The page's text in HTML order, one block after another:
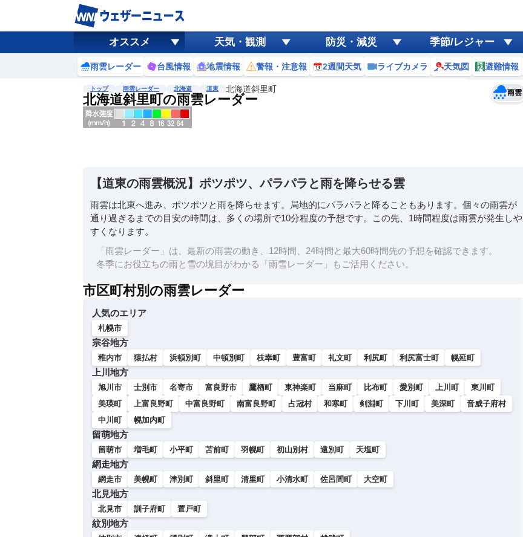
オススメ 天気・観測 防災・減災 季節/レジャー
雨雲レーダー 台風情報 地震情報 警報・注意報 2週間天気 ライブカメラ 天気図 避難情報
トップ 雨雲レーダー 北海道 道東 北海道斜里町
北海道斜里町の雨雲レーダー 雨雲
予報士コメント
黄砂
天気 台風
【道東の雨雲概況】ポツポツ、パラパラと雨を降らせる雲
雨雲は北東へ進み、ポツポツと雨を降らせます。局地的にパラパラと降ることもあります。個々の雨雲が
通り過ぎるまでの目安の時間は、多くの場所で10分程度の予想です。この先、1時間程度は雨雲が発生しや
すくなります。
「雨雲レーダー」は、最新の雨雲の動き、12時間、24時間と最大60時間先の予想を確認できます。
冬季にお役立ちの雨と雪の境目がわかる「雨雪レーダー」もご活用ください。
市区町村別の雨雲レーダー
人気のエリア
札幌市
宗谷地方
稚内市 猿払村 浜頓別町 中頓別町 枝幸町 豊富町 礼文町 利尻町 利尻富士町 幌延町
上川地方
旭川市 士別市 名寄市 富良野市 鷹栖町 東神楽町 当麻町 比布町 愛別町 上川町
東川町
美瑛町
上富良野町 中富良野町 南富良野町 占冠村 和寒町 剣淵町 下川町 美深町
音威子府村
中川町
幌加内町
留萌地方
留萌市 増毛町 小平町 苫前町 羽幌町 初山別村 遠別町 天塩町
網走地方
網走市 美幌町 津別町 斜里町 清里町 小清水町 佐呂間町 大空町
北見地方
北見市 訓子府町 置戸町
紋別地方